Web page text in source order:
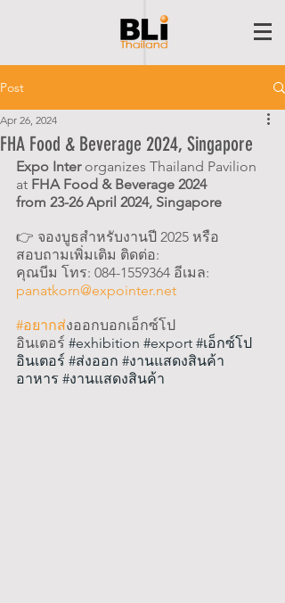
Post
FHA Food & Beverage 2024, Singapore
Apr 26, 2024
Expo Inter organizes Thailand Pavilion
at FHA Food & Beverage 2024
from 23-26 April 2024, Singapore
👉 จองบูธสำหรับงานปี 2025 หรือ
สอบถามเพิ่มเติม ติดต่อ:
คุณบีม โทร: 084-1559364 อีเมล:
panatkorn@expointer.net
#อยากส่งออกบอกเอ็กซ์โป
อินเตอร์ #exhibition #export #เอ็กซ์โป
อินเตอร์ #ส่งออก #งานแสดงสินค้า
อาหาร #งานแสดงสินค้า